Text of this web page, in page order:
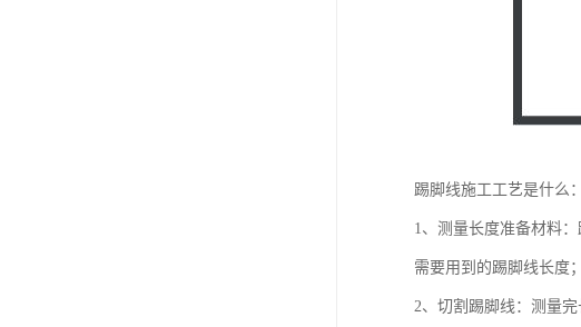
踢脚线施工工艺是什么：
1、测量长度准备材料
需要用到的踢脚线长度；
2、切割踢脚线：测量